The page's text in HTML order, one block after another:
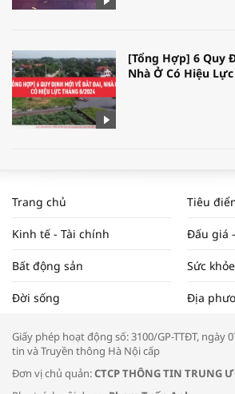
[Tổng Hợp] 6 Quy
Nhà Ở Có Hiệu
NAM NĂM 2024
ĐẬP THỊ TRƯỜNG
Tọa đàm “Xúc
Trang chủ Tiêu
Kinh tế - Tài chính Đấu giá
Bất động sản Sức
Đời sống Địa
Giấy phép hoạt động số: 3100/GP-TTĐT, ngày
tin và Truyền thông Hà Nội cấp
Đơn vị chủ quản:CTCP THÔNG TIN TRUNG